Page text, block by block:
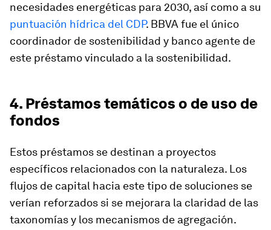
necesidades energéticas para 2030, así como a su
puntuación hídrica del CDP. BBVA fue el único
coordinador de sostenibilidad y banco agente de
este préstamo vinculado a la sostenibilidad.
4. Préstamos temáticos o de uso de
fondos
Estos préstamos se destinan a proyectos
específicos relacionados con la naturaleza. Los
flujos de capital hacia este tipo de soluciones se
verían reforzados si se mejorara la claridad de las
taxonomías y los mecanismos de agregación.